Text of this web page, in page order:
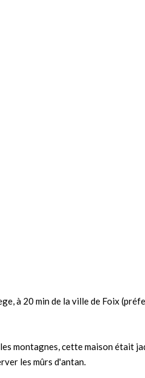
à 20 min de la ville de Foix
montagnes, cette maison était
les mûrs d'antan.